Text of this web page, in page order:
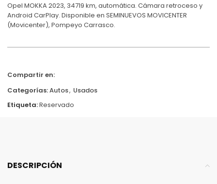
Opel MOKKA 2023, 34719 km, automática. Cámara retroceso y
Android CarPlay. Disponible en SEMINUEVOS MOVICENTER
(Movicenter), Pompeyo Carrasco.
Compartir en:
Categorías:Autos, Usados
Etiqueta:Reservado
DESCRIPCIÓN